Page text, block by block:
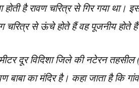
होती है रावण चरित्र से गिर गया था।
से ऊंचे होते हैं वह पूजनीय होते
दूर विदिशा जिले की नटेरन
बाबा का मंदिर है। कहा जाता है कि